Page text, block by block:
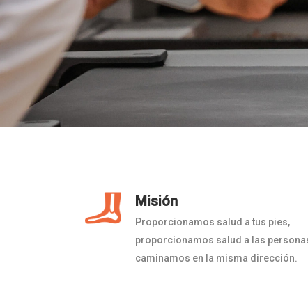
Misión
Proporcionamos salud a tus pies,
proporcionamos salud a las
caminamos en la misma dirección.